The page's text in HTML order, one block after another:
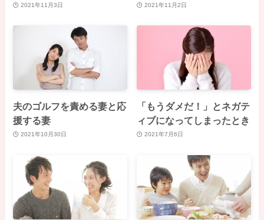
2021年11月3日 2021年11月2日
夫のゴルフを責める妻と応
援する妻
2021年10月30日
「もうダメだ！」とネガテ
ィブになってしまったとき
2021年7月6日